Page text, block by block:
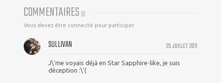
COMMENTAIRES (2)
Vous devez être connecté pour participer
25 JUILLET 2011
SULLIVAN
J\'me voyais déjà en Star Sapphire-like, je suis
déception :\'(